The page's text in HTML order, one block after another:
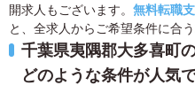
開求人もございます。 無料転職
と、全求人からご希望条件に合
千葉県夷隅郡大多喜町
どのような条件が人気